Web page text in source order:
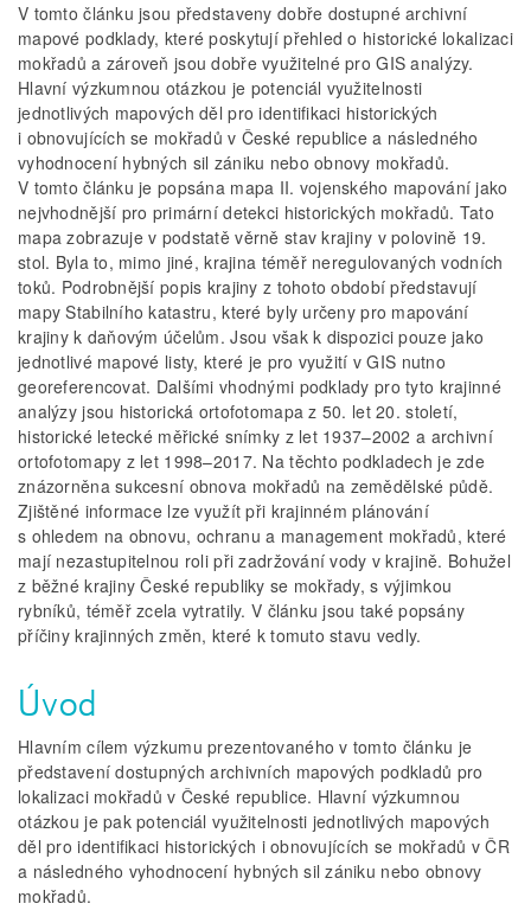
V tomto článku jsou představeny dobře dostupné archivní
mapové podklady, které poskytují přehled o historické lokalizaci
mokřadů a zároveň jsou dobře využitelné pro GIS analýzy.
Hlavní výzkumnou otázkou je potenciál využitelnosti
jednotlivých mapových děl pro identifikaci historických
i obnovujících se mokřadů v České republice a následného
vyhodnocení hybných sil zániku nebo obnovy mokřadů.
V tomto článku je popsána mapa II. vojenského mapování jako
nejvhodnější pro primární detekci historických mokřadů. Tato
mapa zobrazuje v podstatě věrně stav krajiny v polovině 19.
stol. Byla to, mimo jiné, krajina téměř neregulovaných vodních
toků. Podrobnější popis krajiny z tohoto období představují
mapy Stabilního katastru, které byly určeny pro mapování
krajiny k daňovým účelům. Jsou však k dispozici pouze jako
jednotlivé mapové listy, které je pro využití v GIS nutno
georeferencovat. Dalšími vhodnými podklady pro tyto krajinné
analýzy jsou historická ortofotomapa z 50. let 20. století,
historické letecké měřické snímky z let 1937–2002 a archivní
ortofotomapy z let 1998–2017. Na těchto podkladech je zde
znázorněna sukcesní obnova mokřadů na zemědělské půdě.
Zjištěné informace lze využít při krajinném plánování
s ohledem na obnovu, ochranu a management mokřadů, které
mají nezastupitelnou roli při zadržování vody v krajině. Bohužel
z běžné krajiny České republiky se mokřady, s výjimkou
rybníků, téměř zcela vytratily. V článku jsou také popsány
příčiny krajinných změn, které k tomuto stavu vedly.
Úvod
Hlavním cílem výzkumu prezentovaného v tomto článku je
představení dostupných archivních mapových podkladů pro
lokalizaci mokřadů v České republice. Hlavní výzkumnou
otázkou je pak potenciál využitelnosti jednotlivých mapových
děl pro identifikaci historických i obnovujících se mokřadů v ČR
a následného vyhodnocení hybných sil zániku nebo obnovy
mokřadů.